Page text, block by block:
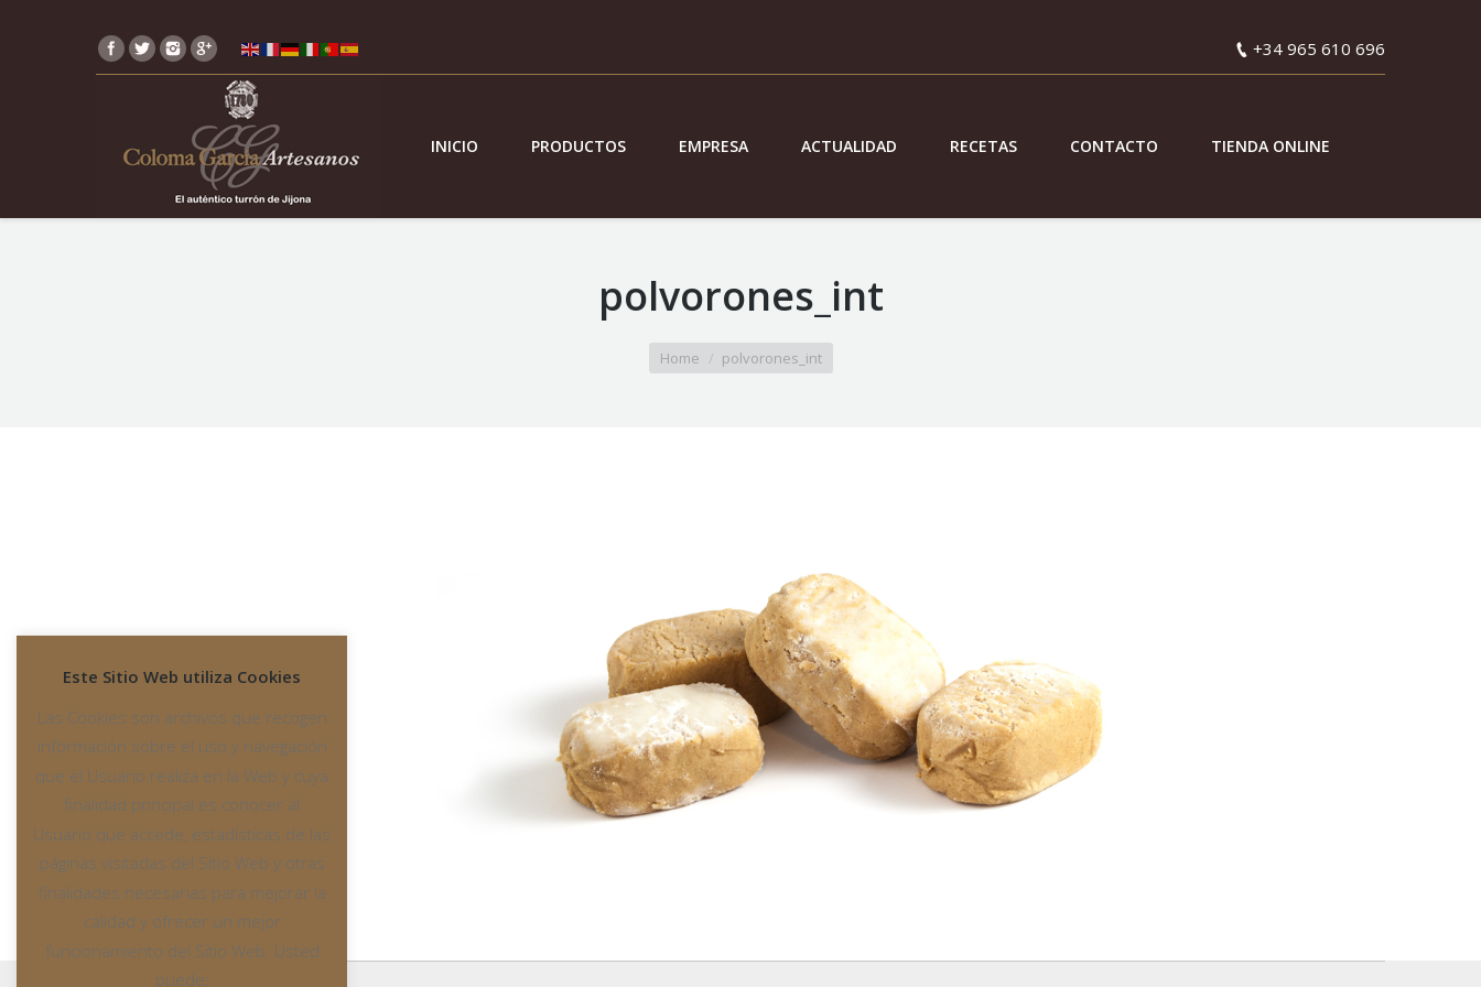
+34 965 610 696
INICIO PRODUCTOS EMPRESA ACTUALIDAD RECETAS CONTACTO TIENDA ONLINE
polvorones_int
Home polvorones_int
Este Sitio Web utiliza Cookies
Las Cookies son archivos que recogen
información sobre el uso y navegación
que el Usuario realiza en la Web y cuya
finalidad principal es conocer al
Usuario que accede, estadísticas de las
páginas visitadas del Sitio Web y otras
finalidades necesarias para mejorar la
calidad y ofrecer un mejor
funcionamiento del Sitio Web. Usted
puede: